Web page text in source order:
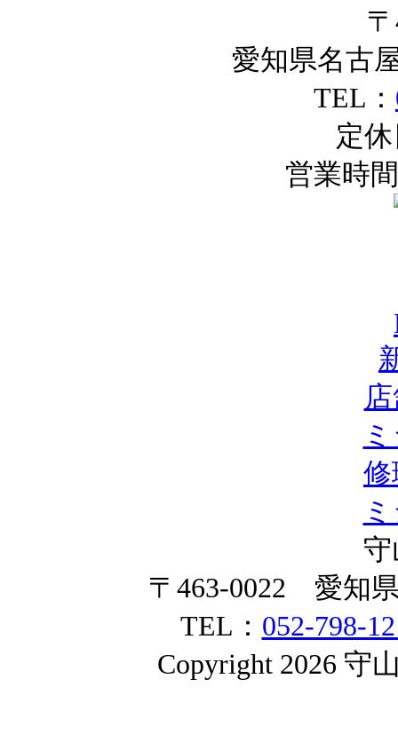
愛知県名古
TEL：
定
営業時
〒463-0022 愛知
TEL： 052-798-
Copyright 2026 守